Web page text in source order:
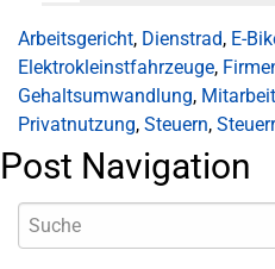
Arbeitsgericht, Dienstrad, E-
Elektrokleinstfahrzeuge,
Gehaltsumwandlung,
Privatnutzung, Steuern,
Post Navigation